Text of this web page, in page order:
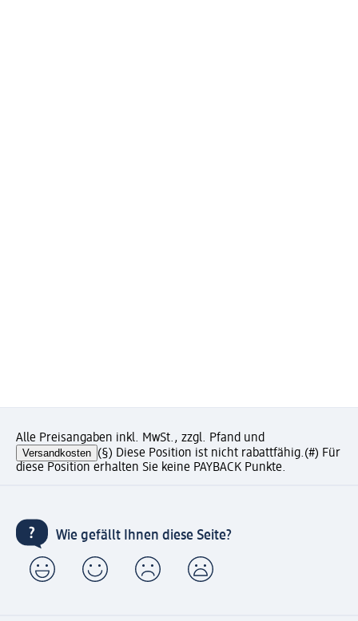
Alle Preisangaben inkl. MwSt., zzgl. Pfand und
Versandkosten (§) Diese Position ist nicht rabattfähig.(#) Für
diese Position erhalten Sie keine PAYBACK Punkte.
Wie gefällt Ihnen diese Seite?